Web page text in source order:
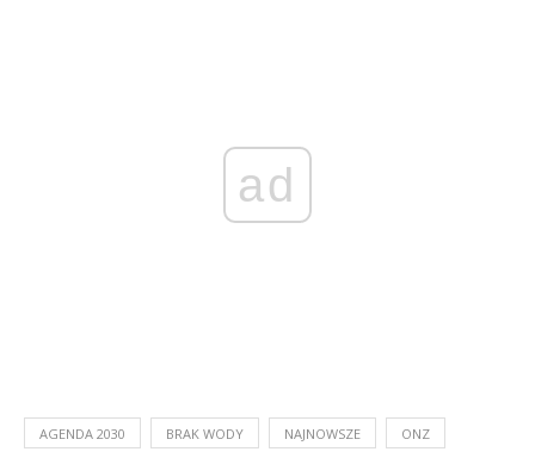
ad
AGENDA 2030 BRAK WODY NAJNOWSZE ONZ